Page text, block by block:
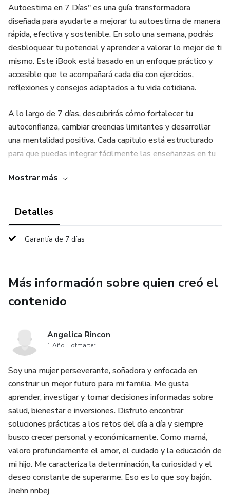
Autoestima en 7 Días" es una guía transformadora
diseñada para ayudarte a mejorar tu autoestima de manera
rápida, efectiva y sostenible. En solo una semana, podrás
desbloquear tu potencial y aprender a valorar lo mejor de ti
mismo. Este iBook está basado en un enfoque práctico y
accesible que te acompañará cada día con ejercicios,
reflexiones y consejos adaptados a tu vida cotidiana.
A lo largo de 7 días, descubrirás cómo fortalecer tu
autoconfianza, cambiar creencias limitantes y desarrollar
una mentalidad positiva. Cada capítulo está estructurado
para que puedas integrar fácilmente las enseñanzas en tu
semana, experimentarás un cambio profundo en tu
incondicionalmente.
El proceso comienza con la identificación de tus
contigo mismo y a perdonarte por tus errores. Al avanzar,
explorarás herramientas de gratitud y mindfulness que te
En el día 4, trabajarás en establecer límites saludables y
en aprender a decir "no" sin culpa. En el día 5, profundizarás
en la importancia de la autoaceptación y el amor propio,
liberándote de la necesidad de la validación externa. El
sexto día te enseñará a visualizar tu mejor versión,
mientras que el séptimo día te impulsará a
comprometerte con un estilo de vida más equilibrado y
consciente, que te permita mantener y seguir nutriendo tu
autoestima a largo plazo.
Con este iBook, podrás transformar tu vida en tan solo 7
Mostrar más
Detalles
Garantía de 7 días
Más información sobre quien creó el
contenido
Angelica Rincon
1 Año Hotmarter
Soy una mujer perseverante, soñadora y enfocada en
construir un mejor futuro para mi familia. Me gusta
aprender, investigar y tomar decisiones informadas sobre
salud, bienestar e inversiones. Disfruto encontrar
soluciones prácticas a los retos del día a día y siempre
busco crecer personal y económicamente. Como mamá,
valoro profundamente el amor, el cuidado y la educación de
mi hijo. Me caracteriza la determinación, la curiosidad y el
deseo constante de superarme. Eso es lo que soy bajón.
Jnehn nnbej